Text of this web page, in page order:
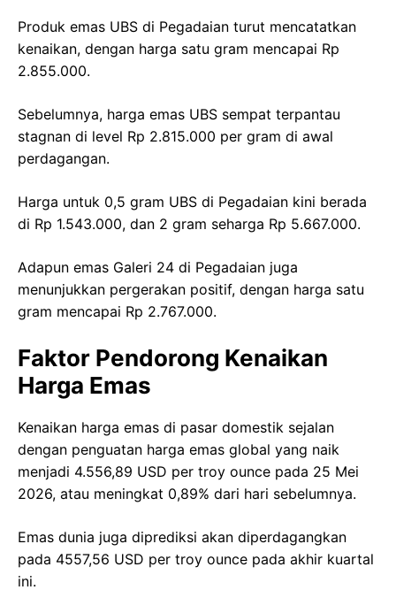
Produk emas UBS di Pegadaian turut mencatatkan
kenaikan, dengan harga satu gram mencapai Rp
2.855.000.
Sebelumnya, harga emas UBS sempat terpantau
stagnan di level Rp 2.815.000 per gram di awal
perdagangan.
Harga untuk 0,5 gram UBS di Pegadaian kini berada
di Rp 1.543.000, dan 2 gram seharga Rp 5.667.000.
Adapun emas Galeri 24 di Pegadaian juga
menunjukkan pergerakan positif, dengan harga satu
gram mencapai Rp 2.767.000.
Faktor Pendorong Kenaikan
Harga Emas
Kenaikan harga emas di pasar domestik sejalan
dengan penguatan harga emas global yang naik
menjadi 4.556,89 USD per troy ounce pada 25 Mei
2026, atau meningkat 0,89% dari hari sebelumnya.
Emas dunia juga diprediksi akan diperdagangkan
pada 4557,56 USD per troy ounce pada akhir kuartal
ini.